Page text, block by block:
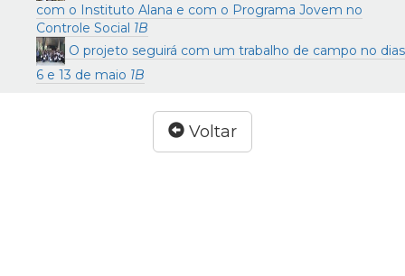
com o Instituto Alana e com o Programa Jovem no
Controle Social 1B
O projeto seguirá com um trabalho de campo no dias
6 e 13 de maio 1B
Voltar